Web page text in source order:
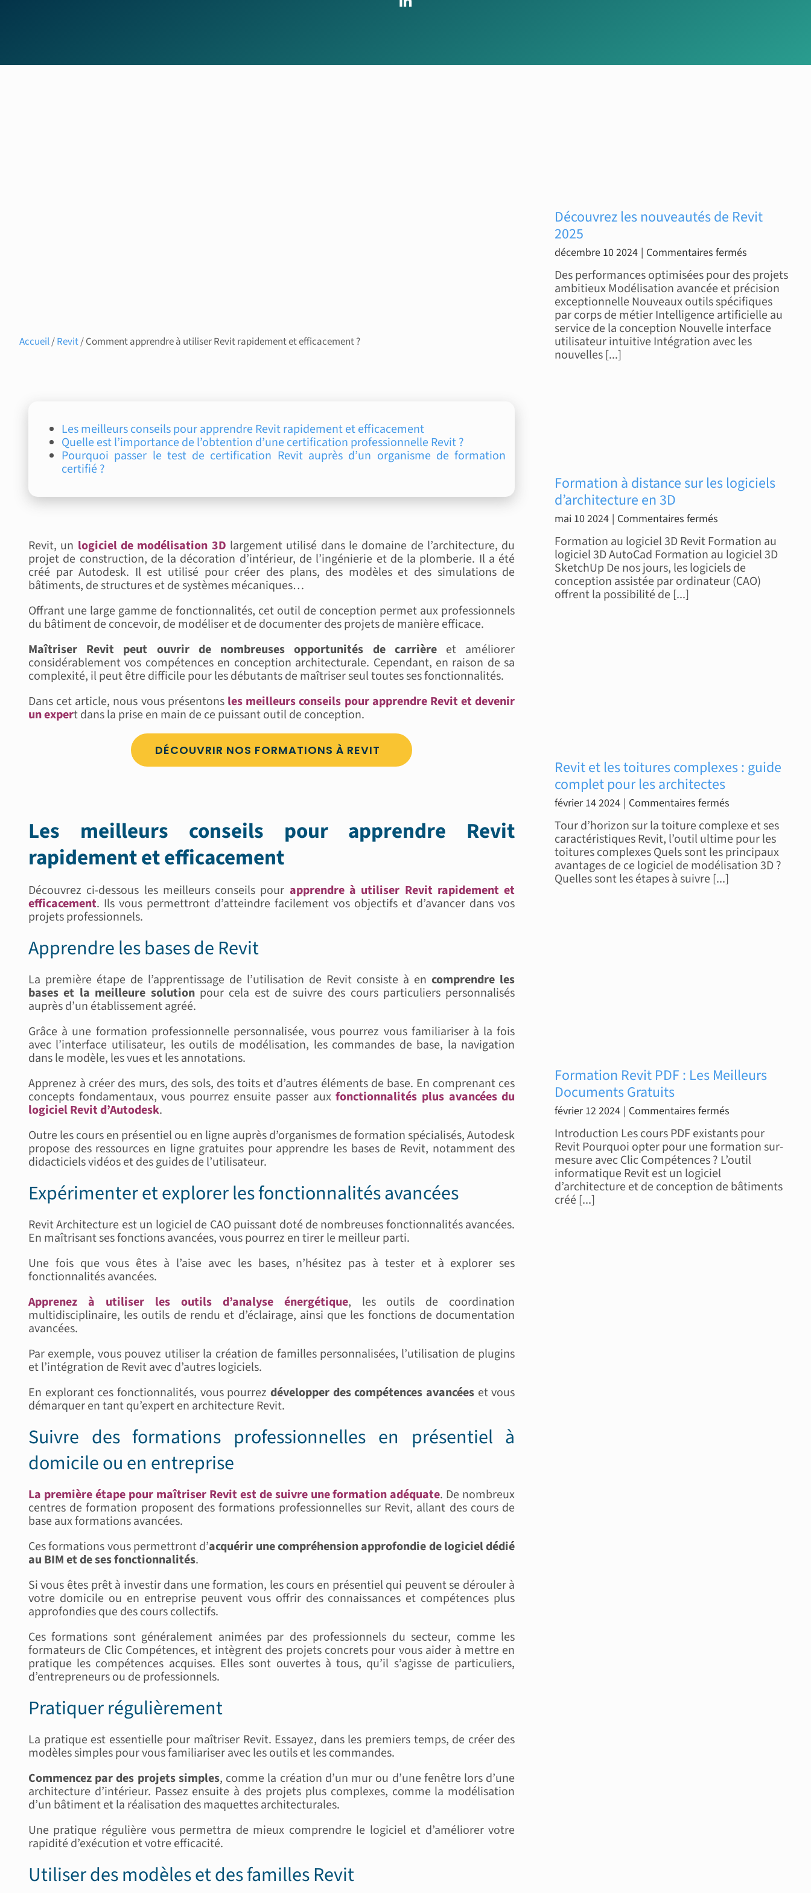
Accueil/Revit/ Comment apprendre à utiliser Revit rapidement et efficacement ?
Les meilleurs conseils pour apprendre Revit rapidement et efficacement
Quelle est l’importance de l’obtention d’une certification professionnelle Revit ?
Pourquoi passer le test de certification Revit auprès d’un organisme de formation
certifié ?
Revit, un logiciel de modélisation 3D largement utilisé dans le domaine de l’architecture, du
projet de construction, de la décoration d’intérieur, de l’ingénierie et de la plomberie. Il a été
créé par Autodesk. Il est utilisé pour créer des plans, des modèles et des simulations de
bâtiments, de structures et de systèmes mécaniques…
Offrant une large gamme de fonctionnalités, cet outil de conception permet aux professionnels
du bâtiment de concevoir, de modéliser et de documenter des projets de manière efficace.
Maîtriser Revit peut ouvrir de nombreuses opportunités de carrièreet améliorer
considérablement vos compétences en conception architecturale. Cependant, en raison de sa
complexité, il peut être difficile pour les débutants de maîtriser seul toutes ses fonctionnalités.
Dans cet article, nous vous présentons les meilleurs conseils pour apprendre Revit et devenir
un expert dans la prise en main de ce puissant outil de conception.
DÉCOUVRIR NOS FORMATIONS À REVIT
Les meilleurs conseils pour apprendre Revit
rapidement et efficacement
Découvrez ci-dessous les meilleurs conseils pour apprendre à utiliser Revit rapidement et
efficacement. Ils vous permettront d’atteindre facilement vos objectifs et d’avancer dans vos
projets professionnels.
Apprendre les bases de Revit
La première étape de l’apprentissage de l’utilisation de Revit consiste à encomprendre les
bases et la meilleure solutionpour cela est de suivre des cours particuliers personnalisés
auprès d’un établissement agréé.
Grâce à une formation professionnelle personnalisée, vous pourrez vous familiariser à la fois
avec l’interface utilisateur, les outils de modélisation, les commandes de base, la navigation
dans le modèle, les vues et les annotations.
Apprenez à créer des murs, des sols, des toits et d’autres éléments de base. En comprenant ces
concepts fondamentaux, vous pourrez ensuite passer auxfonctionnalités plus avancées du
logiciel Revit d’Autodesk.
Outre les cours en présentiel ou en ligne auprès d’organismes de formation spécialisés, Autodesk
propose des ressources en ligne gratuites pour apprendre les bases de Revit, notamment des
didacticiels vidéos et des guides de l’utilisateur.
Expérimenter et explorer les fonctionnalités avancées
Revit Architecture est un logiciel de CAO puissant doté de nombreuses fonctionnalités avancées.
En maîtrisant ses fonctions avancées, vous pourrez en tirer le meilleur parti.
Une fois que vous êtes à l’aise avec les bases, n’hésitez pas à tester et à explorer ses
fonctionnalités avancées.
Apprenez à utiliser les outils d’analyse énergétique, les outils de coordination
multidisciplinaire, les outils de rendu et d’éclairage, ainsi que les fonctions de documentation
avancées.
Par exemple, vous pouvez utiliser la création de familles personnalisées, l’utilisation de plugins
et l’intégration de Revit avec d’autres logiciels.
En explorant ces fonctionnalités, vous pourrez développer des compétences avancées et vous
démarquer en tant qu’expert en architecture Revit.
Suivre des formations professionnelles en présentiel à
domicile ou en entreprise
La première étape pour maîtriser Revit est de suivre une formation adéquate. De nombreux
centres de formation proposent des formations professionnelles sur Revit, allant des cours de
base aux formations avancées.
Ces formations vous permettront d’acquérir une compréhension approfondie de logiciel dédié
au BIM et de ses fonctionnalités.
Si vous êtes prêt à investir dans une formation, les cours en présentiel qui peuvent se dérouler à
votre domicile ou en entreprise peuvent vous offrir des connaissances et compétences plus
approfondies que des cours collectifs.
Ces formations sont généralement animées par des professionnels du secteur, comme les
formateurs de Clic Compétences, et intègrent des projets concrets pour vous aider à mettre en
pratique les compétences acquises. Elles sont ouvertes à tous, qu’il s’agisse de particuliers,
d’entrepreneurs ou de professionnels.
Pratiquer régulièrement
La pratique est essentielle pour maîtriser Revit. Essayez, dans les premiers temps, de créer des
modèles simples pour vous familiariser avec les outils et les commandes.
Commencez par des projets simples, comme la création d’un mur ou d’une fenêtre lors d’une
architecture d’intérieur. Passez ensuite à des projets plus complexes, comme la modélisation
d’un bâtiment et la réalisation des maquettes architecturales.
Une pratique régulière vous permettra de mieux comprendre le logiciel et d’améliorer votre
rapidité d’exécution et votre efficacité.
Utiliser des modèles et des familles Revit
Découvrez les nouveautés de Revit
2025
décembre 10 2024 | Commentaires fermés
Découvrez
les
nouveautés
de
Revit
2025
Des performances optimisées pour des projets
ambitieux Modélisation avancée et précision
exceptionnelle Nouveaux outils spécifiques
par corps de métier Intelligence artificielle au
service de la conception Nouvelle interface
utilisateur intuitive Intégration avec les
nouvelles [...]
Formation à distance sur les logiciels
d’architecture en 3D
mai 10 2024 | Commentaires fermés
Formation
à
distance
sur
Formation au logiciel 3D Revit Formation au
logiciel 3D AutoCad Formation au logiciel 3D
SketchUp De nos jours, les logiciels de
conception assistée par ordinateur (CAO)
offrent la possibilité de [...]
Revit et les toitures complexes : guide
complet pour les architectes
février 14 2024 | Commentaires fermés
Revit
et
les
toitures
Tour d’horizon sur la toiture complexe et ses
caractéristiques Revit, l’outil ultime pour les
toitures complexes Quels sont les principaux
avantages de ce logiciel de modélisation 3D ?
Quelles sont les étapes à suivre [...]
Formation Revit PDF : Les Meilleurs
Documents Gratuits
février 12 2024 | Commentaires fermés
Formation
Revit
PDF
Les
Introduction Les cours PDF existants pour
Revit Pourquoi opter pour une formation sur-
mesure avec Clic Compétences ? L’outil
informatique Revit est un logiciel
d’architecture et de conception de bâtiments
créé [...]